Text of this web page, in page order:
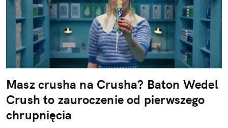
Masz crusha na Crusha? Baton Wedel
Crush to zauroczenie od pierwszego
chrupnięcia